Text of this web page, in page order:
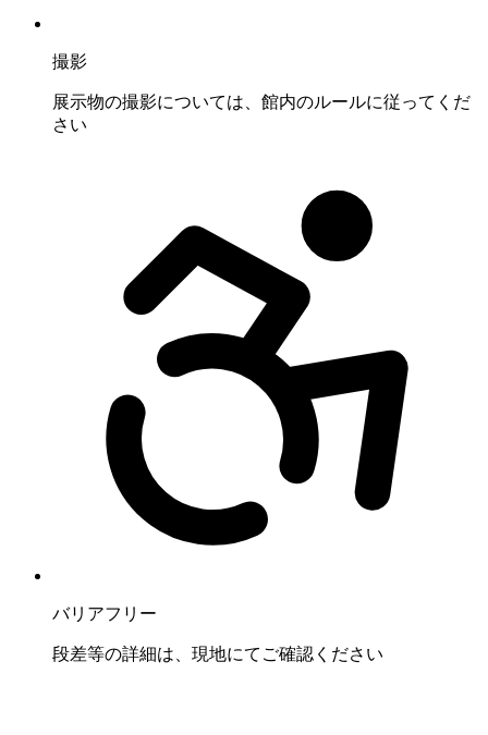
撮影
展示物の撮影については、館内のルールに従ってくだ
さい
バリアフリー
段差等の詳細は、現地にてご確認ください